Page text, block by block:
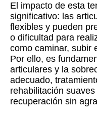
El impacto de esta
significativo: las
flexibles y pueden
o dificultad para
como caminar, subir
Por ello, es
articulares y la
adecuado,
rehabilitación
recuperación sin